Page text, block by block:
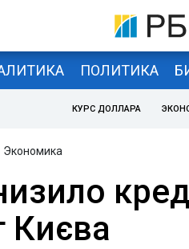
ПОЛИТИКА
КУРС ДОЛЛАРА
Экономика
Києва